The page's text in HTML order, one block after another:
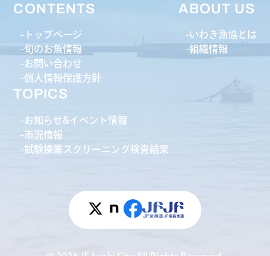
CONTENTS
トップページ
旬のお魚情報
お問い合わせ
個人情報保護方針
ABOUT US
いわき漁協とは
組織情報
TOPICS
お知らせ&イベント情報
市況情報
試験操業スクリーニング検査結果